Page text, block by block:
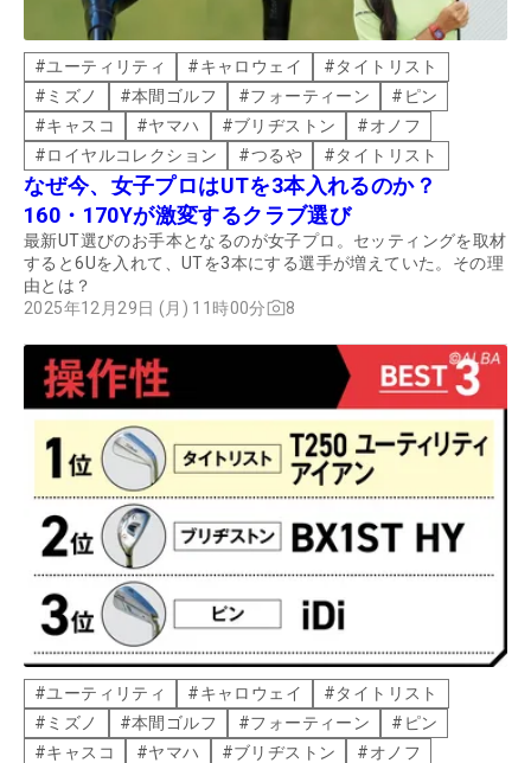
#ユーティリティ #キャロウェイ #タイトリスト
# ミズノ #本間ゴルフ #フォーティーン # ピン
#キャスコ #ヤマハ #ブリヂストン #オノフ
#ロイヤルコレクション #つるや #タイトリスト
なぜ今、女子プロはUTを3本入れるのか？
160・170Yが激変するクラブ選び
最新UT選びのお手本となるのが女子プロ。セッティングを取材
すると6Uを入れて、UTを3本にする選手が増えていた。その理
由とは？
2025年12月29日 (月) 11時00分
8
#ユーティリティ #キャロウェイ #タイトリスト
# ミズノ #本間ゴルフ #フォーティーン # ピン
#キャスコ #ヤマハ #ブリヂストン #オノフ